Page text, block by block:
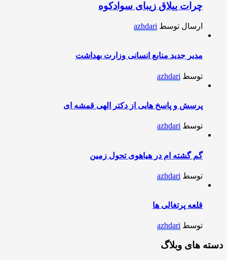
چرات ییلاق زیبای سوادکوه
ارسال توسط azhdari
مدیر جدید منابع انسانی وزارت بهداشت
توسط azhdari
پرسش و پاسخ هایی از دکتر الهی قمشه ای
توسط azhdari
گم گشته ام در هیاهوی تحول زمین
توسط azhdari
قلعه پرتغالی ها
توسط azhdari
دسته های وبلاگ